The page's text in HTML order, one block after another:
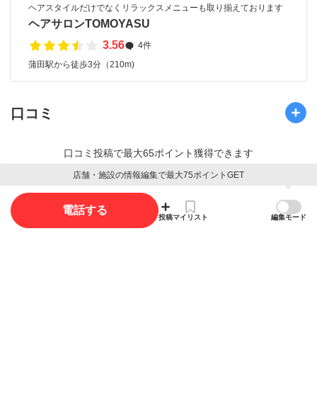
ヘアスタイルだけでなくリラックスメニューも取り揃えております
ヘアサロンTOMOYASU
3.56
4件
蒲田駅から徒歩3分（210m)
口コミ
口コミ投稿で最大65ポイント獲得できます
店舗・施設の情報編集で最大75ポイントGET
電話する
投稿マイリスト 編集モード